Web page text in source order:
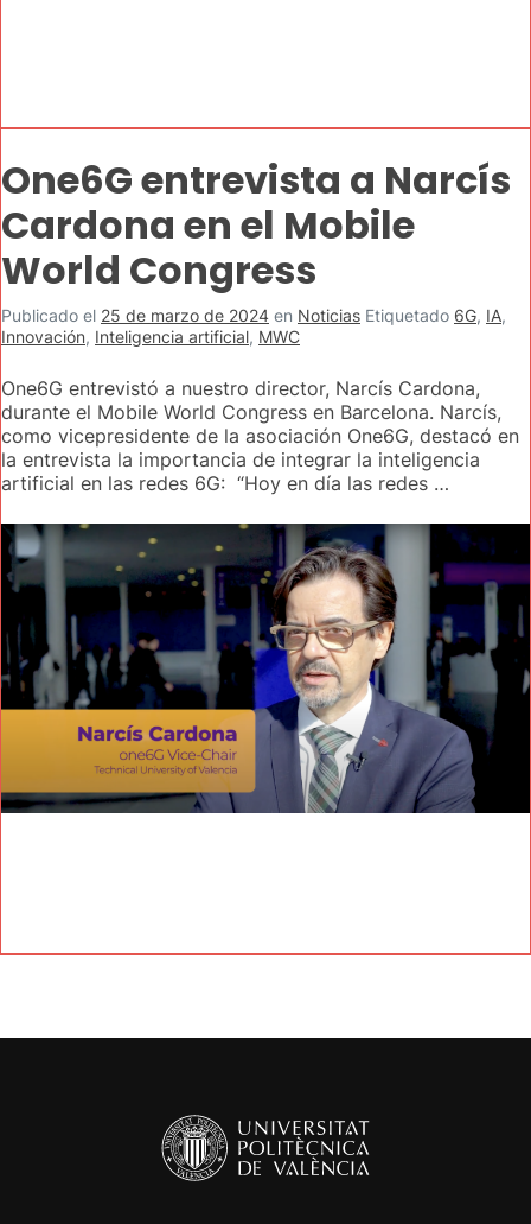
One6G entrevista a Narcís
Cardona en el Mobile
World Congress
Publicado el 25 de marzo de 2024 en Noticias Etiquetado 6G, IA,
Innovación, Inteligencia artificial, MWC
One6G entrevistó a nuestro director, Narcís Cardona,
durante el Mobile World Congress en Barcelona. Narcís,
como vicepresidente de la asociación One6G, destacó en
la entrevista la importancia de integrar la inteligencia
artificial en las redes 6G: “Hoy en día las redes …